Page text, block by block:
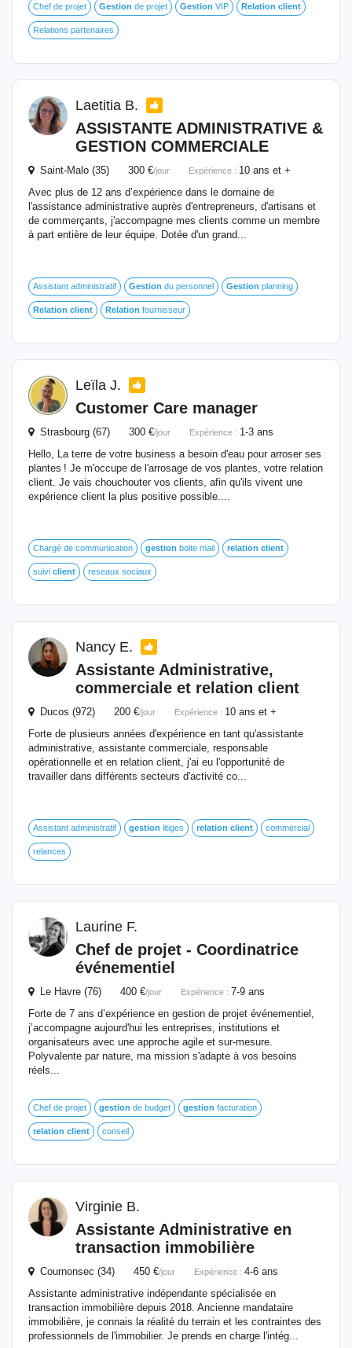
Chef de projet Gestion de projet Gestion VIP Relation client
Relations partenaires
Laetitia B.
ASSISTANTE ADMINISTRATIVE &
GESTION COMMERCIALE
Saint-Malo (35) 300 €/jour Expérience : 10 ans et +
Avec plus de 12 ans d’expérience dans le domaine de
l'assistance administrative auprès d'entrepreneurs, d'artisans et
de commerçants, j'accompagne mes clients comme un membre
à part entière de leur équipe. Dotée d'un grand...
Assistant administratif Gestion du personnel Gestion planning
Relation client Relation fournisseur
Leïla J.
Customer Care manager
Strasbourg (67) 300 €/jour Expérience : 1-3 ans
Hello, La terre de votre business a besoin d'eau pour arroser ses
plantes ! Je m'occupe de l'arrosage de vos plantes, votre relation
client. Je vais chouchouter vos clients, afin qu'ils vivent une
expérience client la plus positive possible....
Chargé de communication gestion boite mail relation client
suivi client reseaux sociaux
Nancy E.
Assistante Administrative,
commerciale et relation client
Ducos (972) 200 €/jour Expérience : 10 ans et +
Forte de plusieurs années d'expérience en tant qu'assistante
administrative, assistante commerciale, responsable
opérationnelle et en relation client, j'ai eu l'opportunité de
travailler dans différents secteurs d'activité co...
Assistant administratif gestion litiges relation client commercial
relances
Laurine F.
Chef de projet - Coordinatrice
événementiel
Le Havre (76) 400 €/jour Expérience : 7-9 ans
Forte de 7 ans d’expérience en gestion de projet événementiel,
j’accompagne aujourd'hui les entreprises, institutions et
organisateurs avec une approche agile et sur-mesure.
Polyvalente par nature, ma mission s'adapte à vos besoins
réels...
Chef de projet gestion de budget gestion facturation
relation client conseil
Virginie B.
Assistante Administrative en
transaction immobilière
Cournonsec (34) 450 €/jour Expérience : 4-6 ans
Assistante administrative indépendante spécialisée en
transaction immobilière depuis 2018. Ancienne mandataire
immobilière, je connais la réalité du terrain et les contraintes des
professionnels de l'immobilier. Je prends en charge l'intég...